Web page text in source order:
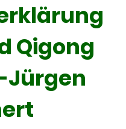
Qigong
Jürgen